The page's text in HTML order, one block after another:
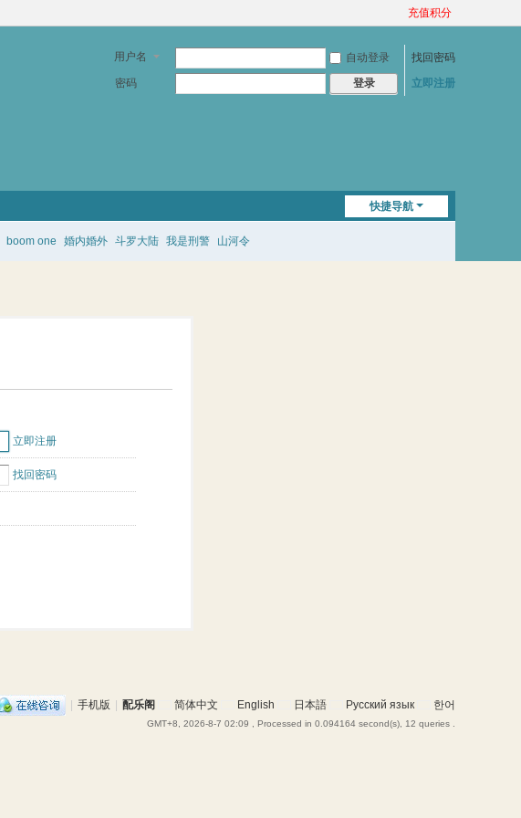
充值积分
用户名 自动登录
找回密码
密码
登录 立即注册
快捷导航
boom one 婚内婚外 斗罗大陆 我是刑警 山河令
立即注册
找回密码
| 手机版 | 配乐阁 简体中文 English 日本語 Русский язык 한어
GMT+8, 2026-8-7 02:09 , Processed in 0.094164 second(s), 12 queries .